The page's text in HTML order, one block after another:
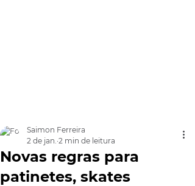
Novas regras para
patinetes, skates
Saimon Ferreira
2 de jan. 2 min de leitura